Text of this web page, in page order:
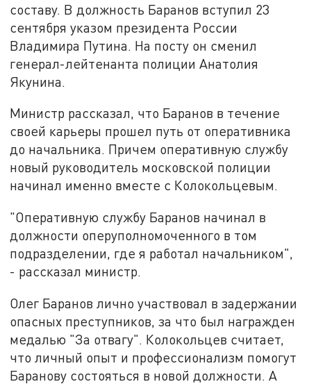
составу. В должность Баранов вступил 23
сентября указом президента России
Владимира Путина. На посту он сменил
генерал-лейтенанта полиции Анатолия
Якунина.
Министр рассказал, что Баранов в течение
своей карьеры прошел путь от оперативника
до начальника. Причем оперативную службу
новый руководитель московской полиции
начинал именно вместе с Колокольцевым.
"Оперативную службу Баранов начинал в
должности оперуполномоченного в том
подразделении, где я работал начальником",
- рассказал министр.
Олег Баранов лично участвовал в задержании
опасных преступников, за что был награжден
медалью "За отвагу". Колокольцев считает,
что личный опыт и профессионализм помогут
Баранову состояться в новой должности. А